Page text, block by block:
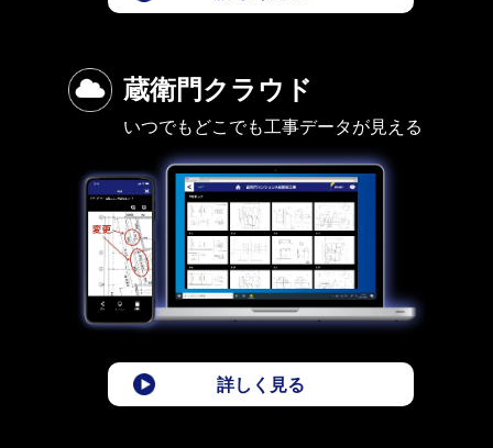
蔵衛門クラウド
いつでもどこでも工事データが見える
詳しく見る